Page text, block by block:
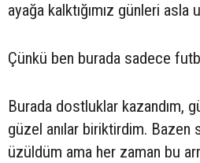
ayağa kalktığımız günleri asla
Çünkü ben burada sadece
Burada dostluklar kazandım,
güzel anılar biriktirdim. Bazen
üzüldüm ama her zaman bu